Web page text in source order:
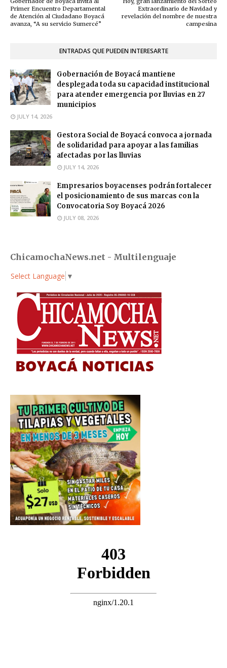
Extraordinario de Navidad y
revelación del nombre de nuestra
campesina
Primer Encuentro Departamental
de Atención al Ciudadano Boyacá
avanza, “A su servicio Sumercé”
ENTRADAS QUE PUEDEN INTERESARTE
Gobernación de Boyacá mantiene
desplegada toda su capacidad institucional
para atender emergencia por lluvias en 27
municipios
JULY 14, 2026
Gestora Social de Boyacá convoca a jornada
de solidaridad para apoyar a las familias
afectadas por las lluvias
JULY 14, 2026
Empresarios boyacenses podrán fortalecer
el posicionamiento de sus marcas con la
Convocatoria Soy Boyacá 2026
JULY 08, 2026
ChicamochaNews.net - Multilenguaje
Select Language ▼